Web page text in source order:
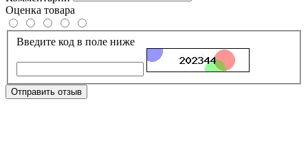
Оценка товара
Введите код в поле ниже
Отправить отзыв